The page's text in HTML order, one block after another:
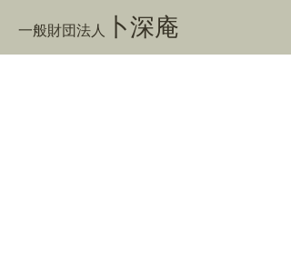
一般財団法人 卜深庵